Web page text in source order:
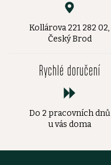
Kollárova 221 282 02,
Český Brod
Rychlé doručení
Do 2 pracovních dnů
u vás doma